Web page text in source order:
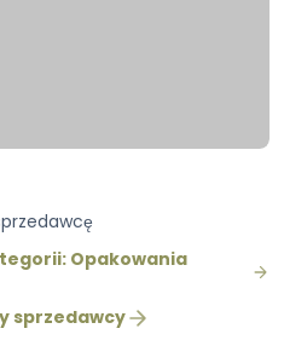
Opakowania
sprzedawcy